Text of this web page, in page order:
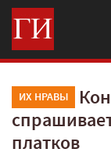
ИХ НРАВЫ
платков